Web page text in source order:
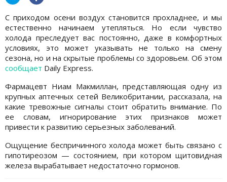
С приходом осени воздух становится прохладнее, и мы
естественно начинаем утепляться. Но если чувство
холода преследует вас постоянно, даже в комфортных
условиях, это может указывать не только на смену
сезона, но и на скрытые проблемы со здоровьем. Об этом
сообщает Daily Express.
Фармацевт Ниам Макмиллан, представляющая одну из
крупных аптечных сетей Великобритании, рассказала, на
какие тревожные сигналы стоит обратить внимание. По
ее словам, игнорирование этих признаков может
привести к развитию серьезных заболеваний.
Ощущение беспричинного холода может быть связано с
гипотиреозом — состоянием, при котором щитовидная
железа вырабатывает недостаточно гормонов.